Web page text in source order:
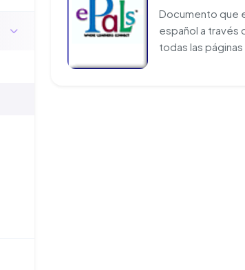
Documento que
español a través
todas las